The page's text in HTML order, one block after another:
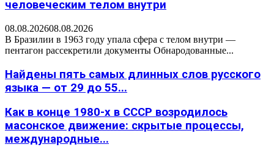
человеческим телом внутри
08.08.202608.08.2026
В Бразилии в 1963 году упала сфера с телом внутри —
пентагон рассекретили документы Обнародованные...
Найдены пять самых длинных слов русского
языка — от 29 до 55...
Как в конце 1980-х в СССР возродилось
масонское движение: скрытые процессы,
международные...